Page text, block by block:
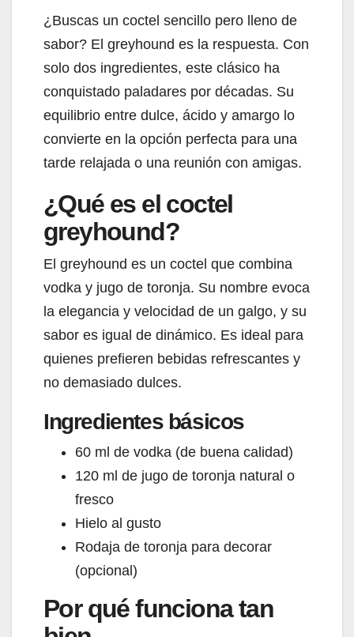
¿Buscas un coctel sencillo pero lleno de
sabor? El greyhound es la respuesta. Con
solo dos ingredientes, este clásico ha
conquistado paladares por décadas. Su
equilibrio entre dulce, ácido y amargo lo
convierte en la opción perfecta para una
tarde relajada o una reunión con amigas.
¿Qué es el coctel
greyhound?
El greyhound es un coctel que combina
vodka y jugo de toronja. Su nombre evoca
la elegancia y velocidad de un galgo, y su
sabor es igual de dinámico. Es ideal para
quienes prefieren bebidas refrescantes y
no demasiado dulces.
Ingredientes básicos
60 ml de vodka (de buena calidad)
120 ml de jugo de toronja natural o
fresco
Hielo al gusto
Rodaja de toronja para decorar
(opcional)
Por qué funciona tan